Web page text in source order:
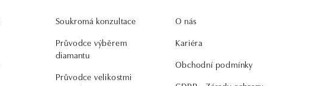
Soukromá konzultace
Průvodce výběrem
diamantu
Průvodce velikostmi
O nás
Kariéra
Obchodní podmínky